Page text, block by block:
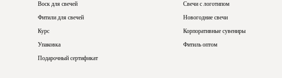
Воск для свечей
Фитили для свечей
Курс
Упаковка
Подарочный сертификат
Свечи с логотипом
Новогодние свечи
Корпоративные сувениры
Фитиль оптом